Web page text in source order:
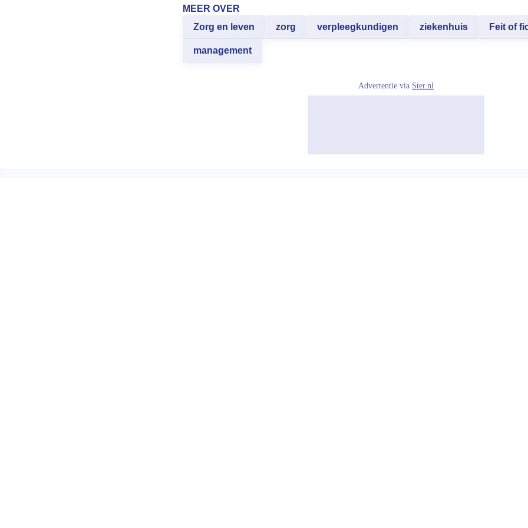
MEER OVER
Zorg en leven
zorg verpleegkundigen ziekenhuis Feit of
management
Advertentie via Ster.nl